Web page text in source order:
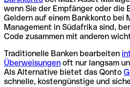
wenn Sie der Empfänger oder die
Geldern auf einem Bankkonto bei
Management in Südafrika sind,
Code zusammen mit anderen
Traditionelle Banken bearbeiten
Überweisungen oft nur langsam
Als Alternative bietet das Qonto
schnelle, kostengünstige und